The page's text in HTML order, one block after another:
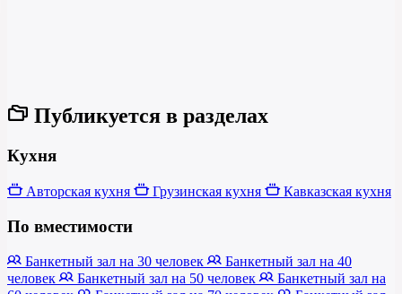
Публикуется в разделах
Кухня
Авторская кухня Грузинская кухня Кавказская кухня
По вместимости
Банкетный зал на 30 человек
Банкетный зал на 40
человек
Банкетный зал на 50 человек
Банкетный зал на